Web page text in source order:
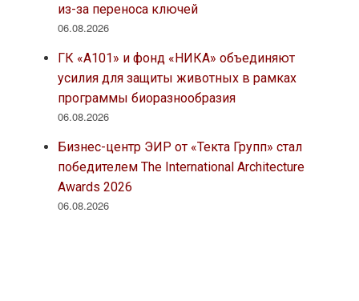
из-за переноса ключей
06.08.2026
ГК «А101» и фонд «НИКА» объединяют
усилия для защиты животных в рамках
программы биоразнообразия
06.08.2026
Бизнес-центр ЭИР от «Текта Групп» стал
победителем The International Architecture
Awards 2026
06.08.2026